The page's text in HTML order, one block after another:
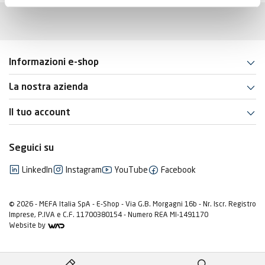
Informazioni e-shop
La nostra azienda
Il tuo account
Seguici su
LinkedIn Instagram YouTube Facebook
© 2026 - MEFA Italia SpA - E-Shop - Via G.B. Morgagni 16b - Nr. Iscr. Registro
Imprese, P.IVA e C.F. 11700380154 - Numero REA MI-1491170
Website by